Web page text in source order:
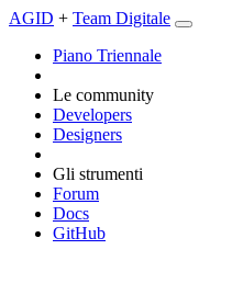
AGID + Team Digitale
Piano Triennale
Le community
Developers
Designers
Gli strumenti
Forum
Docs
GitHub